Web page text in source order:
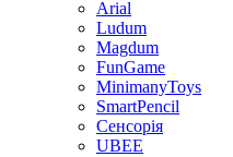
Arial
Ludum
Magdum
FunGame
MinimanyToys
SmartPencil
Сенсорія
UBEE